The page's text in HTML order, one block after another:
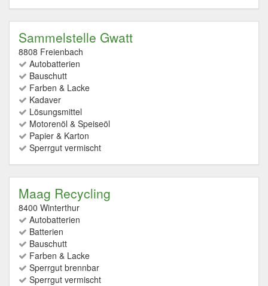
Sammelstelle Gwatt
8808 Freienbach
Autobatterien
Bauschutt
Farben & Lacke
Kadaver
Lösungsmittel
Motorenöl & Speiseöl
Papier & Karton
Sperrgut vermischt
Maag Recycling
8400 Winterthur
Autobatterien
Batterien
Bauschutt
Farben & Lacke
Sperrgut brennbar
Sperrgut vermischt